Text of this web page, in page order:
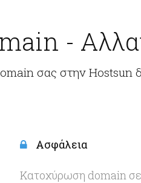
-
σας στην Hostsun
Ασφάλεια
Κατοχύρωση domain